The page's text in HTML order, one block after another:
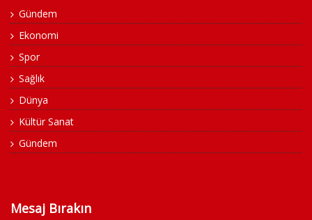
Gündem
Ekonomi
Spor
Sağlık
Dünya
Kültür Sanat
Gündem
Mesaj Bırakın